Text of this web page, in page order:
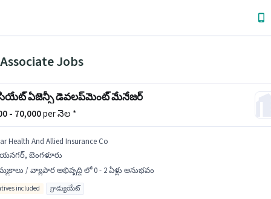
Jobs
ఏజెన్సీ డెవలప్‌మెంట్ మేనేజర్
- 70,000per నెల *
Health And Allied Insurance Co
బెంగళూరు
/ వ్యాపార అభివృద్ధి లో 0 - 2 ఏళ్లు అనుభవం
included గ్రాడ్యుయేట్